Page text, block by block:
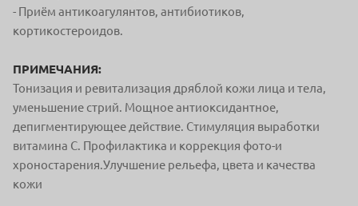
- Приём антикоагулянтов, антибиотиков,
кортикостероидов.
ПРИМЕЧАНИЯ:
Тонизация и ревитализация дряблой кожи лица и тела,
уменьшение стрий. Мощное антиоксидантное,
депигментирующее действие. Стимуляция выработки
витамина С. Профилактика и коррекция фото-и
хроностарения.Улучшение рельефа, цвета и качества
кожи